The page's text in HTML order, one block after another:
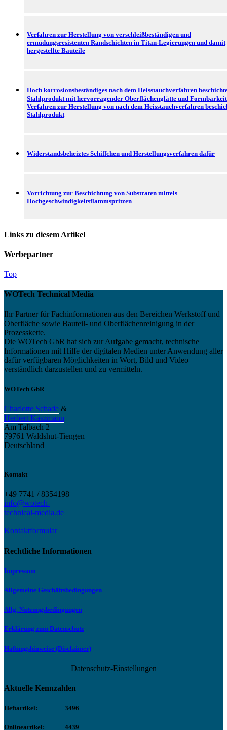
Verfahren zur Herstellung von verschleißbeständigen und
ermüdungsresistenten Randschichten in Titan-Legierungen und damit
hergestellte Bauteile
Hoch korrosionsbeständiges nach dem Heisstauchverfahren
Stahlprodukt mit hervorragender Oberflächenglätte und
Verfahren zur Herstellung von nach dem Heisstauchverfahren
Stahlprodukt
Widerstandsbeheiztes Schiffchen und Herstellungsverfahren dafür
Vorrichtung zur Beschichtung von Substraten mittels
Hochgeschwindigkeitsflammspritzen
Links zu diesem Artikel
Werbepartner
Top
WOTech Technical Media
Ihr Partner für Fachinformationen aus den Bereichen Werkstoff und
Oberfläche sowie Bauteil- und Oberflächenreinigung in der
Prozesskette.
Die WOTech GbR hat sich zur Aufgabe gemacht, technische
Informationen mit Hilfe der digitalen Medien unter Anwendung aller
dafür verfügbaren Möglichkeiten in Wort, Bild und Video
verständlich darzustellen und zu vermitteln.
WOTech GbR
Charlotte Schade &
Herbert Käszmann
Am Talbach 2
79761 Waldshut-Tiengen
Deutschland
Kontakt
+49 7741 / 8354198
info@wotech-
technical-media.de
Kontaktformular
Rechtliche Informationen
Impressum
Allgemeine Geschäftsbedingungen
Allg. Nutzungsbedingungen
Erklärung zum Datenschutz
Haftungshinweise (Disclaimer)
Datenschutz-Einstellungen
Aktuelle Kennzahlen
Heftartikel: 3496
Onlineartikel: 4439